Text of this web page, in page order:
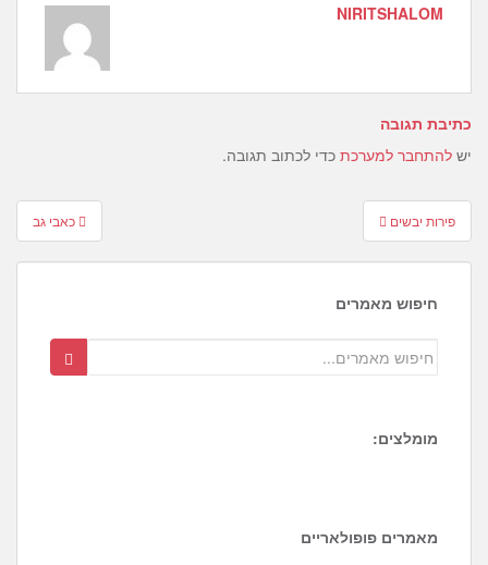
NIRITSHALOM
כתיבת תגובה
יש להתחבר למערכת כדי לכתוב תגובה.
Post
navigation
כאבי גב פירות יבשים
חיפוש מאמרים
מומלצים:
3
מאמרים פופולאריים